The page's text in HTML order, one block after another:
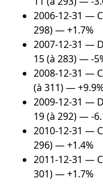
2006-12-31 —
298) — +1.7%
2007-12-31 —
15 (à 283) — -
2008-12-31 —
(à 311) —
2009-12-31 —
19 (à 292) — -
2010-12-31 —
296) — +1.4%
2011-12-31 —
301) — +1.7%